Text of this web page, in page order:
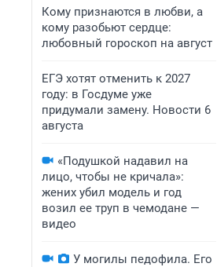
Кому признаются в любви, а
кому разобьют сердце:
любовный гороскоп на август
ЕГЭ хотят отменить к 2027
году: в Госдуме уже
придумали замену. Новости 6
августа
«Подушкой надавил на
лицо, чтобы не кричала»:
жених убил модель и год
возил ее труп в чемодане —
видео
У могилы педофила. Его